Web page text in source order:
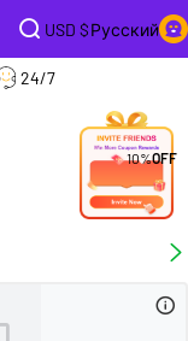
USD $Русский
24/7
10%OFF